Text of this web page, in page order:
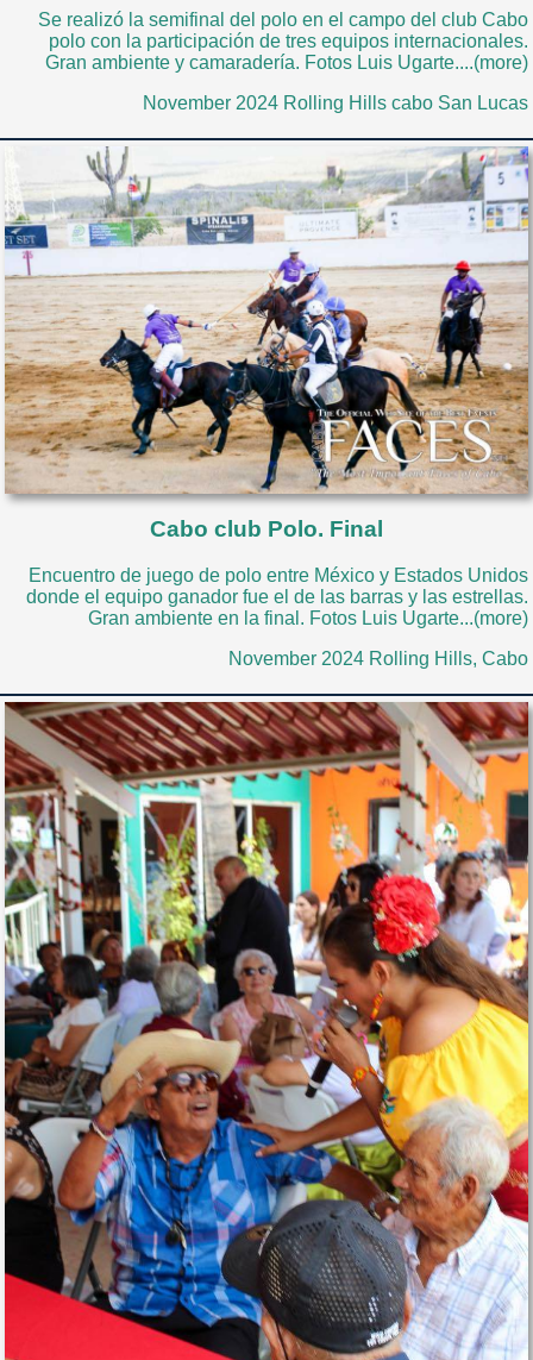
Se realizó la semifinal del polo en el campo del club Cabo
polo con la participación de tres equipos internacionales.
Gran ambiente y camaradería. Fotos Luis Ugarte....(more)
November 2024 Rolling Hills cabo San Lucas
Cabo club Polo. Final
Encuentro de juego de polo entre México y Estados Unidos
donde el equipo ganador fue el de las barras y las estrellas.
Gran ambiente en la final. Fotos Luis Ugarte...(more)
November 2024 Rolling Hills, Cabo